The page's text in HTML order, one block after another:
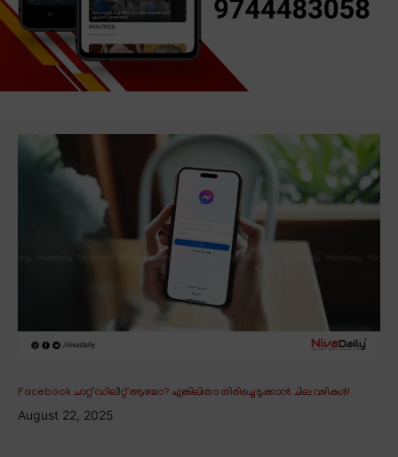
Facebook ചാറ്റ് ഡിലീറ്റ് ആയോ? എങ്കിലിതാ തിരിച്ചെടുക്കാൻ ചില വഴികൾ!
August 22, 2025